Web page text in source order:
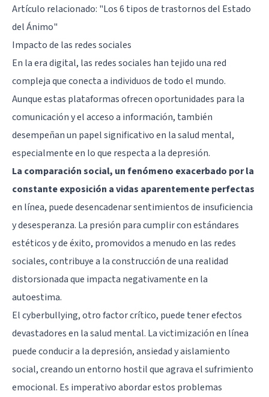
Artículo relacionado: "Los 6 tipos de trastornos del Estado
del Ánimo"
Impacto de las redes sociales
En la era digital, las redes sociales han tejido una red
compleja que conecta a individuos de todo el mundo.
Aunque estas plataformas ofrecen oportunidades para la
comunicación y el acceso a información, también
desempeñan un papel significativo en la salud mental,
especialmente en lo que respecta a la depresión.
La comparación social, un fenómeno exacerbado por la
constante exposición a vidas aparentemente perfectas
en línea, puede desencadenar sentimientos de insuficiencia
y desesperanza. La presión para cumplir con estándares
estéticos y de éxito, promovidos a menudo en las redes
sociales, contribuye a la construcción de una realidad
distorsionada que impacta negativamente en la
autoestima.
El cyberbullying, otro factor crítico, puede tener efectos
devastadores en la salud mental. La victimización en línea
puede conducir a la depresión, ansiedad y aislamiento
social, creando un entorno hostil que agrava el sufrimiento
emocional. Es imperativo abordar estos problemas